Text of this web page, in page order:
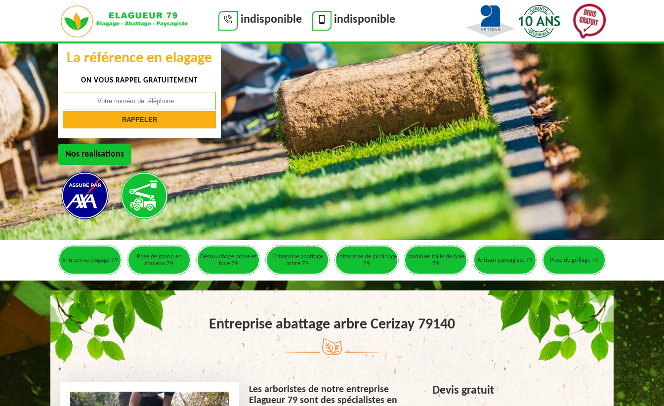
indisponible indisponible
La référence en elagage
ON VOUS RAPPEL GRATUITEMENT
Nos realisations
Entreprise élagage 79
Pose de gazon en
rouleau 79
Dessouchage arbre et
haie 79
Entreprise abattage
arbre 79
Entreprise de jardinage
79
Jardinier taille de haie
79
Artisan paysagiste 79 Pose de grillage 79
Entreprise abattage arbre Cerizay 79140
Les arboristes de notre entreprise
Elagueur 79 sont des spécialistes en
Devis gratuit